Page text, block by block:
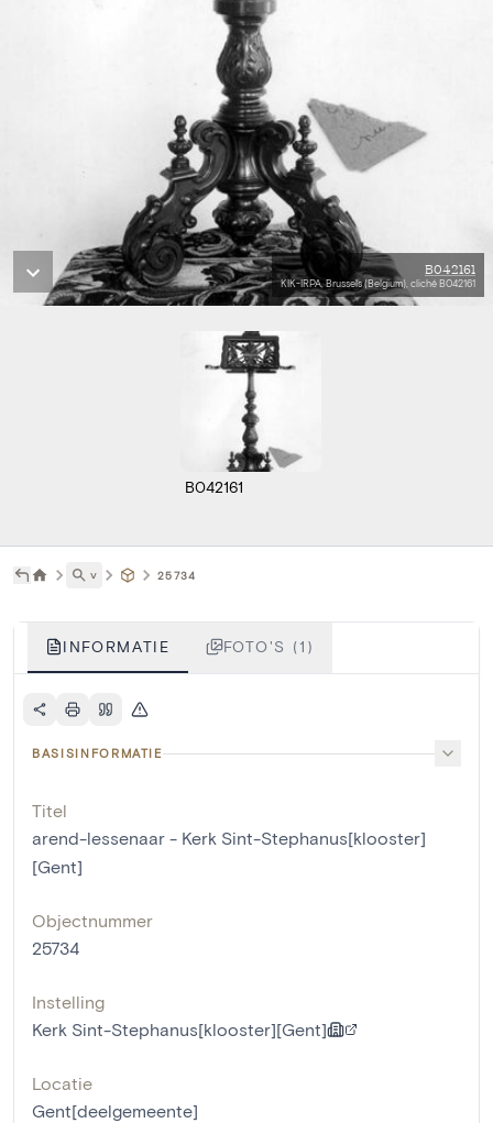
B042161
KIK-IRPA, Brussels (Belgium), cliché B042161
B042161
˅ 25734
INFORMATIE FOTO'S (1)
BASISINFORMATIE
Titel
arend-lessenaar - Kerk Sint-Stephanus[klooster]
[Gent]
Objectnummer
25734
Instelling
Kerk Sint-Stephanus[klooster][Gent]
Locatie
Gent[deelgemeente]